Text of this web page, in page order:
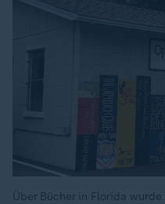
Über Bücher in Florida